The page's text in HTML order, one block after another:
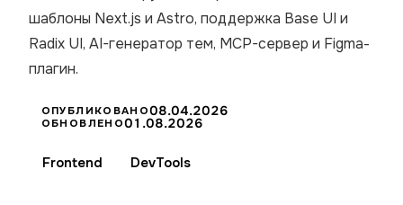
шаблоны Next.js и Astro, поддержка Base UI и
Radix UI, AI-генератор тем, MCP-сервер и Figma-
плагин.
ОПУБЛИКОВАНО08.04.2026
ОБНОВЛЕНО01.08.2026
Frontend DevTools